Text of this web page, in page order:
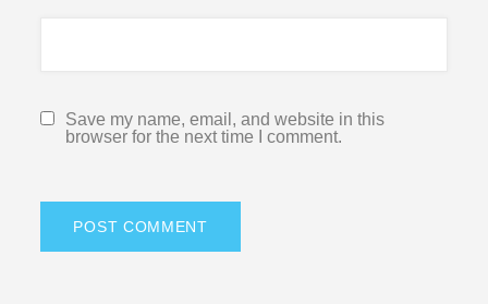
Save my name, email, and website in this
browser for the next time I comment.